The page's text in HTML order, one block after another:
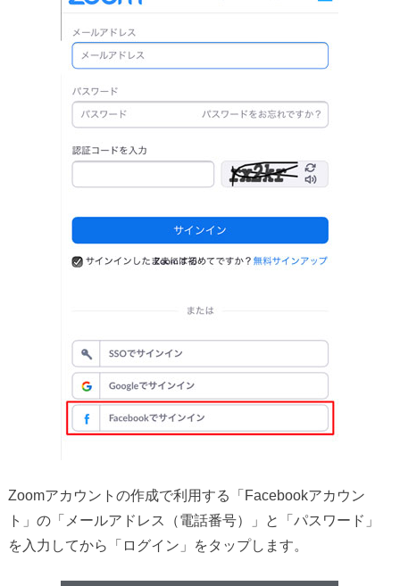
Zoomアカウントの作成で利用する「Facebookアカウン
ト」の「メールアドレス（電話番号）」と「パスワード」
を入力してから「ログイン」をタップします。